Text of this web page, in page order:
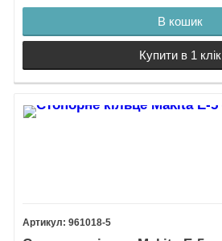
В кошик
Купити в 1 клік
961018-5